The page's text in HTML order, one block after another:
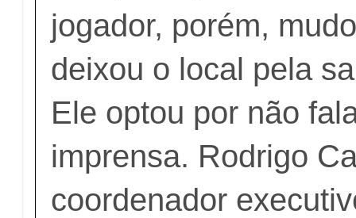
jogador, porém,
deixou o local pela
Ele optou por não
imprensa. Rodrigo
coordenador